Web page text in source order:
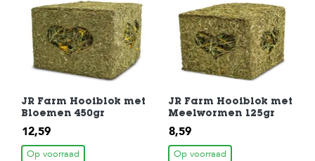
JR Farm Hooiblok met
Bloemen 450gr
12,59
Op voorraad
JR Farm Hooiblok met
Meelwormen 125gr
8,59
Op voorraad